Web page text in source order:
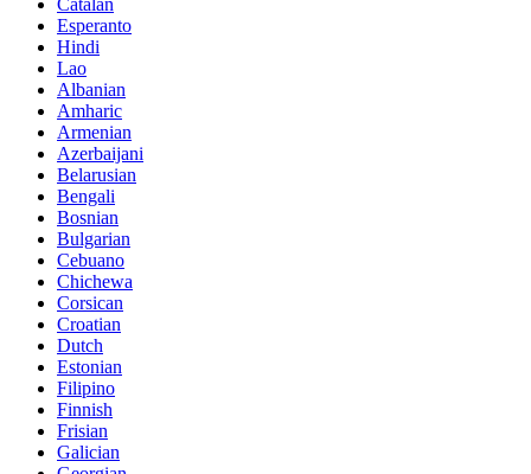
Catalan
Esperanto
Hindi
Lao
Albanian
Amharic
Armenian
Azerbaijani
Belarusian
Bengali
Bosnian
Bulgarian
Cebuano
Chichewa
Corsican
Croatian
Dutch
Estonian
Filipino
Finnish
Frisian
Galician